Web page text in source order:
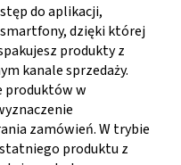
do aplikacji,
dzięki której
produkty z
kanale sprzedaży.
produktów w
zamówień. W trybie
produktu z